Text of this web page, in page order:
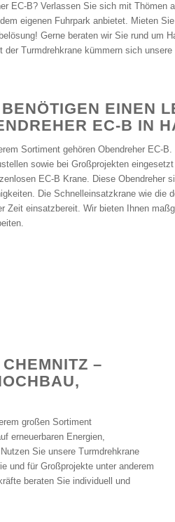
EC-B? Verlassen Sie sich mit Thömen
eigenen Fuhrpark anbietet. Mieten
Gerne beraten wir Sie rund um
Turmdrehkrane kümmern sich
EINEN
EC-B IN
Sortiment gehören Obendreher EC-
sowie bei Großprojekten
EC-B Krane. Diese Obendreher
Die Schnelleinsatzkrane wie die
Zeit einsatzbereit. Wir bieten Ihnen
–
großen Sortiment
erneuerbaren Energien,
Sie unsere Turmdrehkrane
und für Großprojekte unter anderem
beraten Sie individuell und